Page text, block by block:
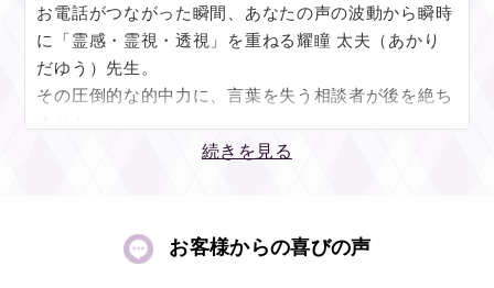
健康のことはお医者様に相談するように、願い事につ
いては占い師に相談するべきです。
私は占いのプロフェッショナルです。たくさんの実践
の実績を積んで参りました。
お電話がつながった瞬間、あなたの声の波動から瞬時
に「霊感・霊視・透視」を重ねる耀瞳 太夫（あかり
だゆう）先生。
その圧倒的な的中力に、言葉を失う相談者が後を絶ち
時には芸能界で活躍する著名な方々から、お仕事や健
康、人には言えない恋愛相談を寄せられることも…
続きを見る
お客様からの喜びの声